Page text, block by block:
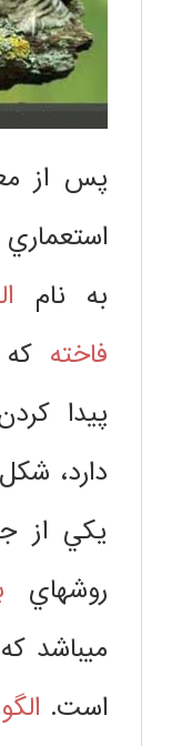
پس از
به نام
فاخته
پيدا
دارد،
يكي از
روشهاي
ميباشد
است.